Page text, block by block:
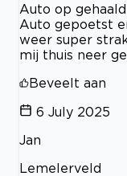
Auto op
Auto gepoetst
weer super
mij thuis neer
Beveelt aan
6 July 2025
Jan
Lemelerveld